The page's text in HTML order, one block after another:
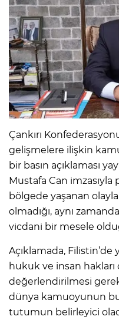
Çankırı
gelişmelere ilişkin
bir basın açıklaması
Mustafa Can imzasıyla
bölgede yaşanan
olmadığı, aynı
vicdani bir mesele
Açıklamada, Filistin’de
hukuk ve insan
değerlendirilmesi
dünya kamuoyunun
tutumun belirleyici